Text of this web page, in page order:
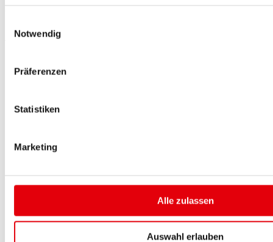
Notwendig
Präferenzen
Statistiken
Marketing
Alle zulassen
Auswahl erlauben
Ähnliche Produkte
ab45,00
Abdeckplane gleichschenkliges
Abdeckplane rechtwinkliges Dreieck